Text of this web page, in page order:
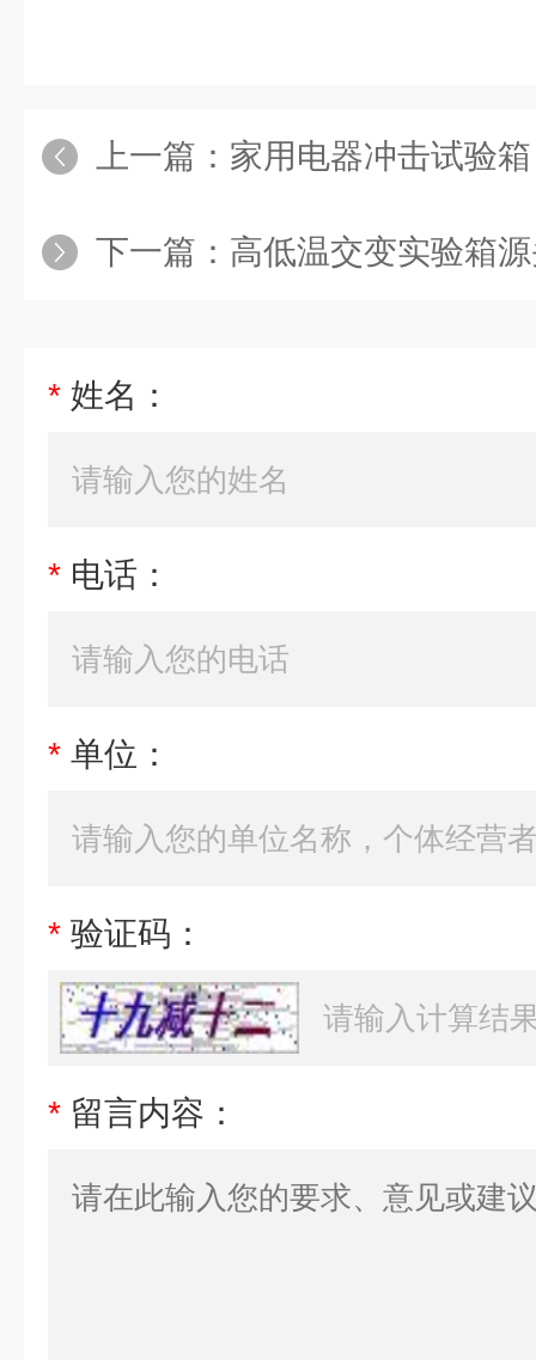
上一篇： 家用电器冲击试验箱
下一篇： 高低温交变实验箱
* 姓名：
* 电话：
* 单位：
* 验证码：
* 留言内容：